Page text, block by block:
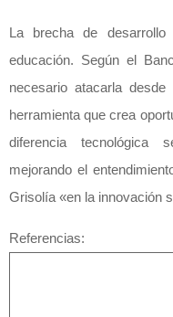
La brecha de
educación. Según el
necesario atacarla
herramienta que crea
diferencia tecnológica
mejorando el
Grisolía «en la innovación
Referencias: